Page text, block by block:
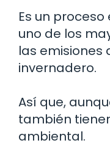
Es un
uno de los
las emisiones
invernadero.
Así que,
también
ambiental.